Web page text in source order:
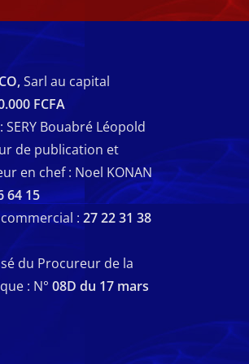
Sarl au capital
FCFA
SERY Bouabré Léopold
de publication et
en chef : Noel KONAN
64 15
: 27 22 31 38
du Procureur de la
: N° 08D du 17 mars